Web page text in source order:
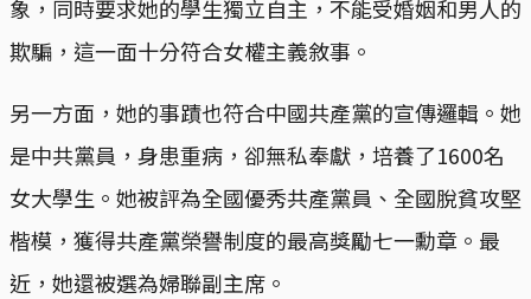
象，同時要求她的學生獨立自主，不能受婚姻和男人的
欺騙，這一面十分符合女權主義敘事。
另一方面，她的事蹟也符合中國共產黨的宣傳邏輯。她
是中共黨員，身患重病，卻無私奉獻，培養了1600名
女大學生。她被評為全國優秀共產黨員、全國脫貧攻堅
楷模，獲得共產黨榮譽制度的最高獎勵七一勳章。最
近，她還被選為婦聯副主席。